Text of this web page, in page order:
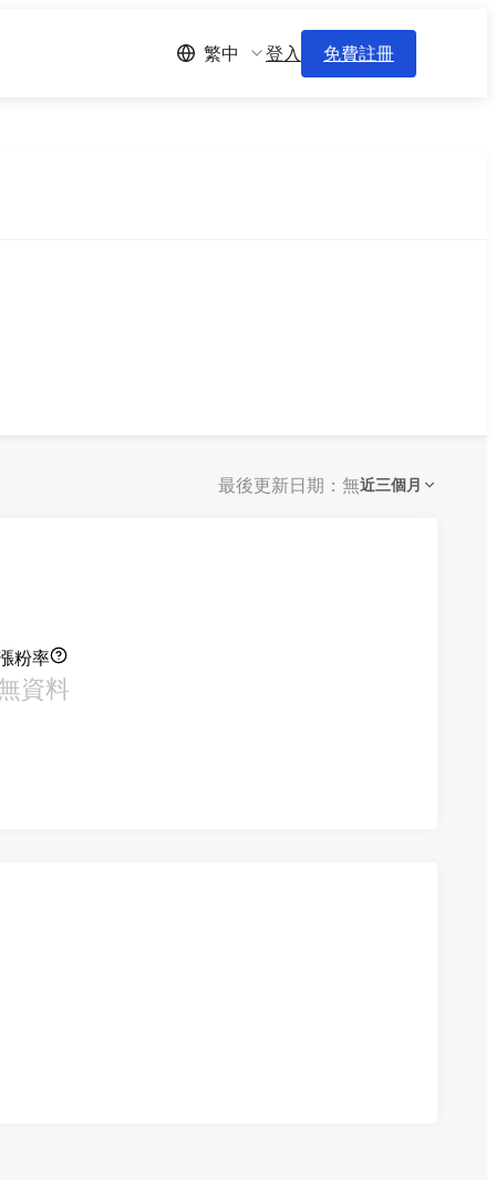
繁中 登入 免費註冊
最後更新日期：無近三個月
粉率
資料